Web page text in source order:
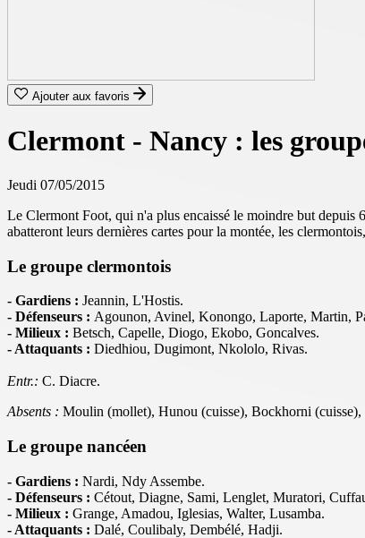
Ajouter aux favoris
Clermont - Nancy : les
Jeudi 07/05/2015
Le Clermont Foot, qui n'a plus encaissé le moindre but depuis
abatteront leurs dernières cartes pour la montée, les
Le groupe clermontois
- Gardiens : Jeannin, L'Hostis.
- Défenseurs : Agounon, Avinel, Konongo, Laporte, Martin,
- Milieux : Betsch, Capelle, Diogo, Ekobo, Goncalves.
- Attaquants : Diedhiou, Dugimont, Nkololo, Rivas.
Entr.: C. Diacre.
Absents : Moulin (mollet), Hunou (cuisse), Bockhorni
Le groupe nancéen
- Gardiens : Nardi, Ndy Assembe.
- Défenseurs : Cétout, Diagne, Sami, Lenglet, Muratori,
- Milieux : Grange, Amadou, Iglesias, Walter, Lusamba.
- Attaquants : Dalé, Coulibaly, Dembélé, Hadji.